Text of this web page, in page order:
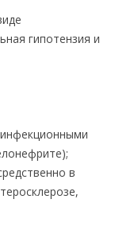
гипотензия и
в